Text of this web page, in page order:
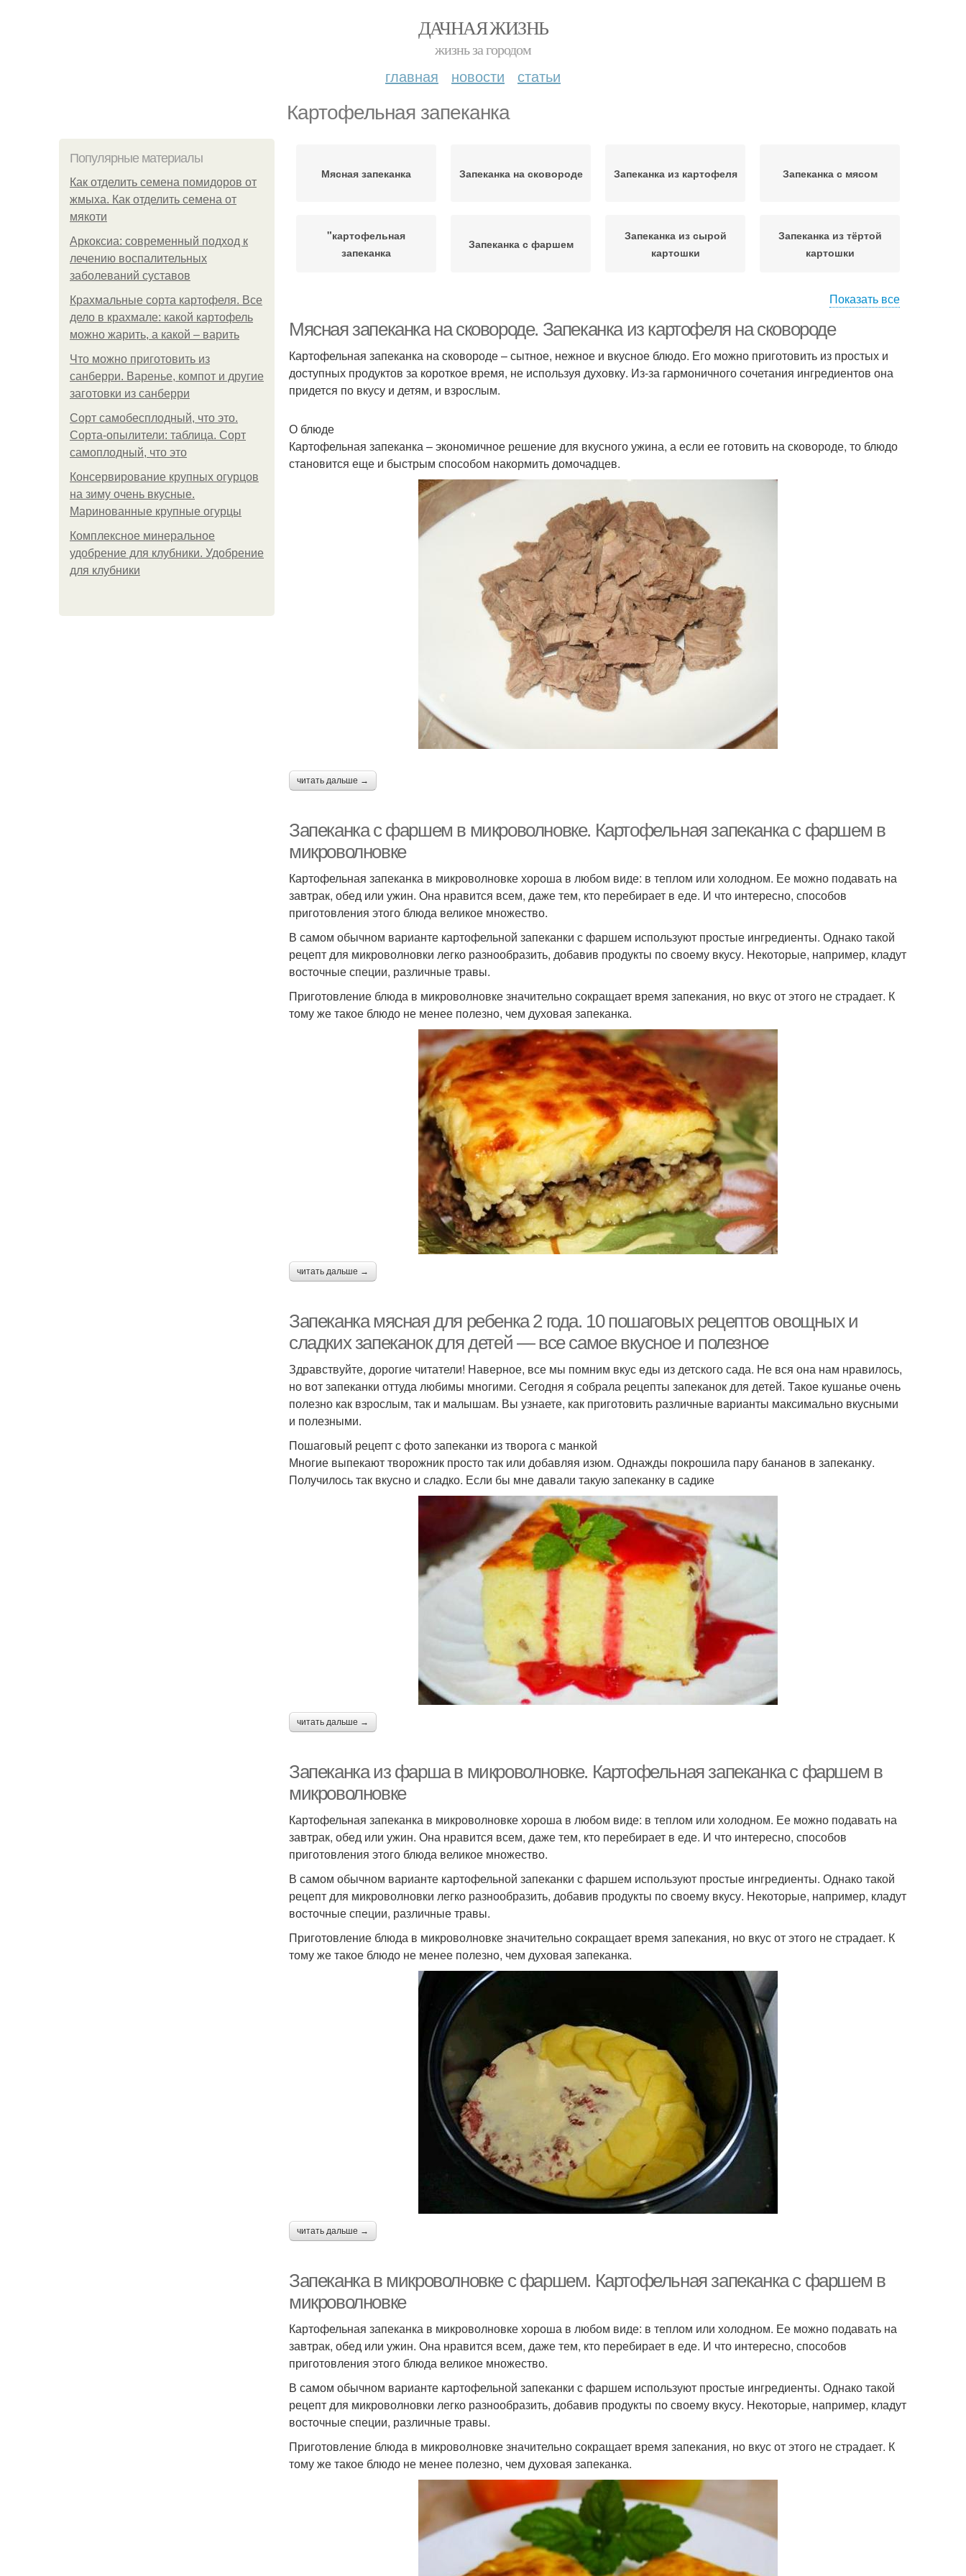
ДАЧНАЯ ЖИЗНЬ
жизнь за городом
главная новости статьи
Картофельная запеканка
Популярные материалы
Как отделить семена помидоров от
жмыха. Как отделить семена от
мякоти
Аркоксиа: современный подход к
лечению воспалительных
заболеваний суставов
Крахмальные сорта картофеля. Все
дело в крахмале: какой картофель
можно жарить, а какой – варить
Что можно приготовить из
санберри. Варенье, компот и другие
заготовки из санберри
Сорт самобесплодный, что это.
Сорта-опылители: таблица. Сорт
самоплодный, что это
Консервирование крупных огурцов
на зиму очень вкусные.
Маринованные крупные огурцы
Комплексное минеральное
удобрение для клубники. Удобрение
для клубники
Мясная запеканка Запеканка на сковороде Запеканка из картофеля Запеканка с мясом
"картофельная
запеканка
Запеканка с фаршем
Запеканка из сырой
картошки
Запеканка из тёртой
картошки
микроволновке
Запеканка в духовке Морковная запеканка
Запеканка для
Полезные запеканки Рисовая запеканка Запеканка из макарон Овощная запеканка
Запеканка для ребенка Запеканка из фарша
Запеканка с молочным
соусом
Запеканки из макарон
Запеканка с изюмом Вкусная запеканка
Запеканка с манкой
Показать все
Мясная запеканка на сковороде. Запеканка из картофеля на сковороде
Картофельная запеканка на сковороде – сытное, нежное и вкусное блюдо. Его можно приготовить из простых и
доступных продуктов за короткое время, не используя духовку. Из-за гармоничного сочетания ингредиентов она
придется по вкусу и детям, и взрослым.
О блюде
Картофельная запеканка – экономичное решение для вкусного ужина, а если ее готовить на сковороде, то блюдо
становится еще и быстрым способом накормить домочадцев.
читать дальше →
Запеканка с фаршем в микроволновке. Картофельная запеканка с фаршем в
микроволновке
Картофельная запеканка в микроволновке хороша в любом виде: в теплом или холодном. Ее можно подавать на
завтрак, обед или ужин. Она нравится всем, даже тем, кто перебирает в еде. И что интересно, способов
приготовления этого блюда великое множество.
В самом обычном варианте картофельной запеканки с фаршем используют простые ингредиенты. Однако такой
рецепт для микроволновки легко разнообразить, добавив продукты по своему вкусу. Некоторые, например, кладут
восточные специи, различные травы.
Приготовление блюда в микроволновке значительно сокращает время запекания, но вкус от этого не страдает. К
тому же такое блюдо не менее полезно, чем духовая запеканка.
читать дальше →
Запеканка мясная для ребенка 2 года. 10 пошаговых рецептов овощных и
сладких запеканок для детей — все самое вкусное и полезное
Здравствуйте, дорогие читатели! Наверное, все мы помним вкус еды из детского сада. Не вся она нам нравилось,
но вот запеканки оттуда любимы многими. Сегодня я собрала рецепты запеканок для детей. Такое кушанье очень
полезно как взрослым, так и малышам. Вы узнаете, как приготовить различные варианты максимально вкусными
и полезными.
Пошаговый рецепт с фото запеканки из творога с манкой
Многие выпекают творожник просто так или добавляя изюм. Однажды покрошила пару бананов в запеканку.
Получилось так вкусно и сладко. Если бы мне давали такую запеканку в садике
читать дальше →
Запеканка из фарша в микроволновке. Картофельная запеканка с фаршем в
микроволновке
Картофельная запеканка в микроволновке хороша в любом виде: в теплом или холодном. Ее можно подавать на
завтрак, обед или ужин. Она нравится всем, даже тем, кто перебирает в еде. И что интересно, способов
приготовления этого блюда великое множество.
В самом обычном варианте картофельной запеканки с фаршем используют простые ингредиенты. Однако такой
рецепт для микроволновки легко разнообразить, добавив продукты по своему вкусу. Некоторые, например, кладут
восточные специи, различные травы.
Приготовление блюда в микроволновке значительно сокращает время запекания, но вкус от этого не страдает. К
тому же такое блюдо не менее полезно, чем духовая запеканка.
читать дальше →
Запеканка в микроволновке с фаршем. Картофельная запеканка с фаршем в
микроволновке
Картофельная запеканка в микроволновке хороша в любом виде: в теплом или холодном. Ее можно подавать на
завтрак, обед или ужин. Она нравится всем, даже тем, кто перебирает в еде. И что интересно, способов
приготовления этого блюда великое множество.
В самом обычном варианте картофельной запеканки с фаршем используют простые ингредиенты. Однако такой
рецепт для микроволновки легко разнообразить, добавив продукты по своему вкусу. Некоторые, например, кладут
восточные специи, различные травы.
Приготовление блюда в микроволновке значительно сокращает время запекания, но вкус от этого не страдает. К
тому же такое блюдо не менее полезно, чем духовая запеканка.